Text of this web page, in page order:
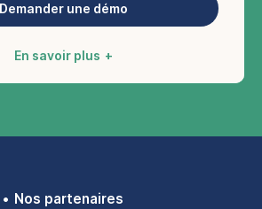
Demander une démo
En savoir plus
Nos partenaires